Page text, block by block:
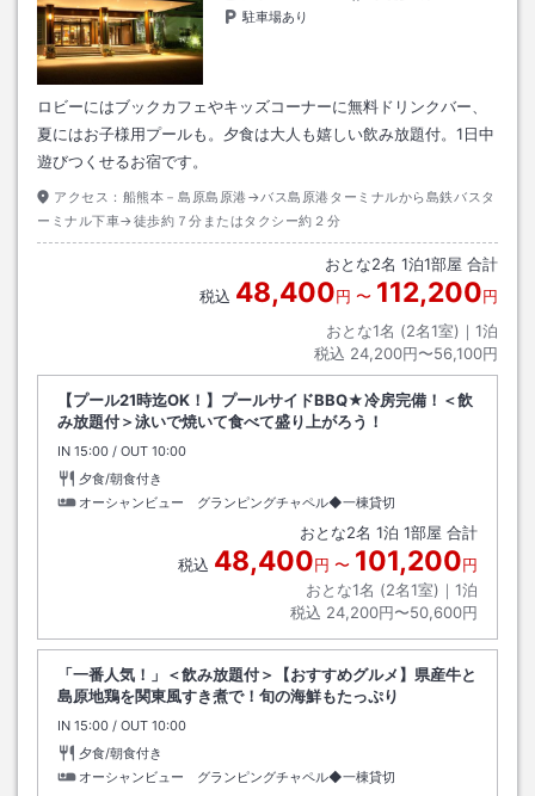
駐車場あり
ロビーにはブックカフェやキッズコーナーに無料ドリンクバー、
夏にはお子様用プールも。夕食は大人も嬉しい飲み放題付。1日中
遊びつくせるお宿です。
アクセス： 船熊本－島原島原港→バス島原港ターミナルから島鉄バスタ
ーミナル下車→徒歩約７分またはタクシー約２分
おとな2名 1泊1部屋 合計
税込 48,400円 〜 112,200円
おとな1名 (2名1室)｜ 1泊
税込 24,200円〜56,100円
【プール21時迄OK！】プールサイドBBQ★冷房完備！＜飲
み放題付＞泳いで焼いて食べて盛り上がろう！
IN チェックイン
15:00 / OUT チェックアウト
10:00
夕食/朝食付き
オーシャンビュー グランピングチャペル◆一棟貸切
おとな2名 1泊 1部屋 合計
税込 48,400円 〜 101,200円
おとな1名 (2名1室)｜ 1泊
税込 24,200円〜50,600円
「一番人気！」＜飲み放題付＞【おすすめグルメ】県産牛と
島原地鶏を関東風すき煮で！旬の海鮮もたっぷり
IN チェックイン
15:00 / OUT チェックアウト
10:00
夕食/朝食付き
オーシャンビュー グランピングチャペル◆一棟貸切